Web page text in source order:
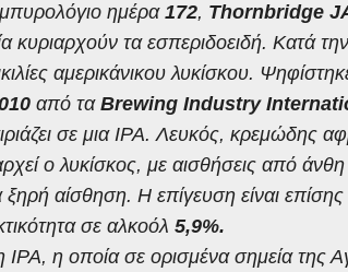
ημέρα 172, Thornbridge
κυριαρχούν τα εσπεριδοειδή. Κατά
αμερικάνικου λυκίσκου.
από τα Brewing Industry
σε μια IPA. Λευκός, κρεμώδης
ο λυκίσκος, με αισθήσεις από
ξηρή αίσθηση. Η επίγευση είναι
σε αλκοόλ 5,9%.
η οποία σε ορισμένα σημεία της